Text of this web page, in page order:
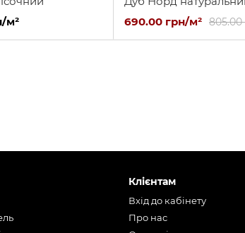
м²
690.00 грн/м²
Клієнтам
Вхід до кабінету
Про нас